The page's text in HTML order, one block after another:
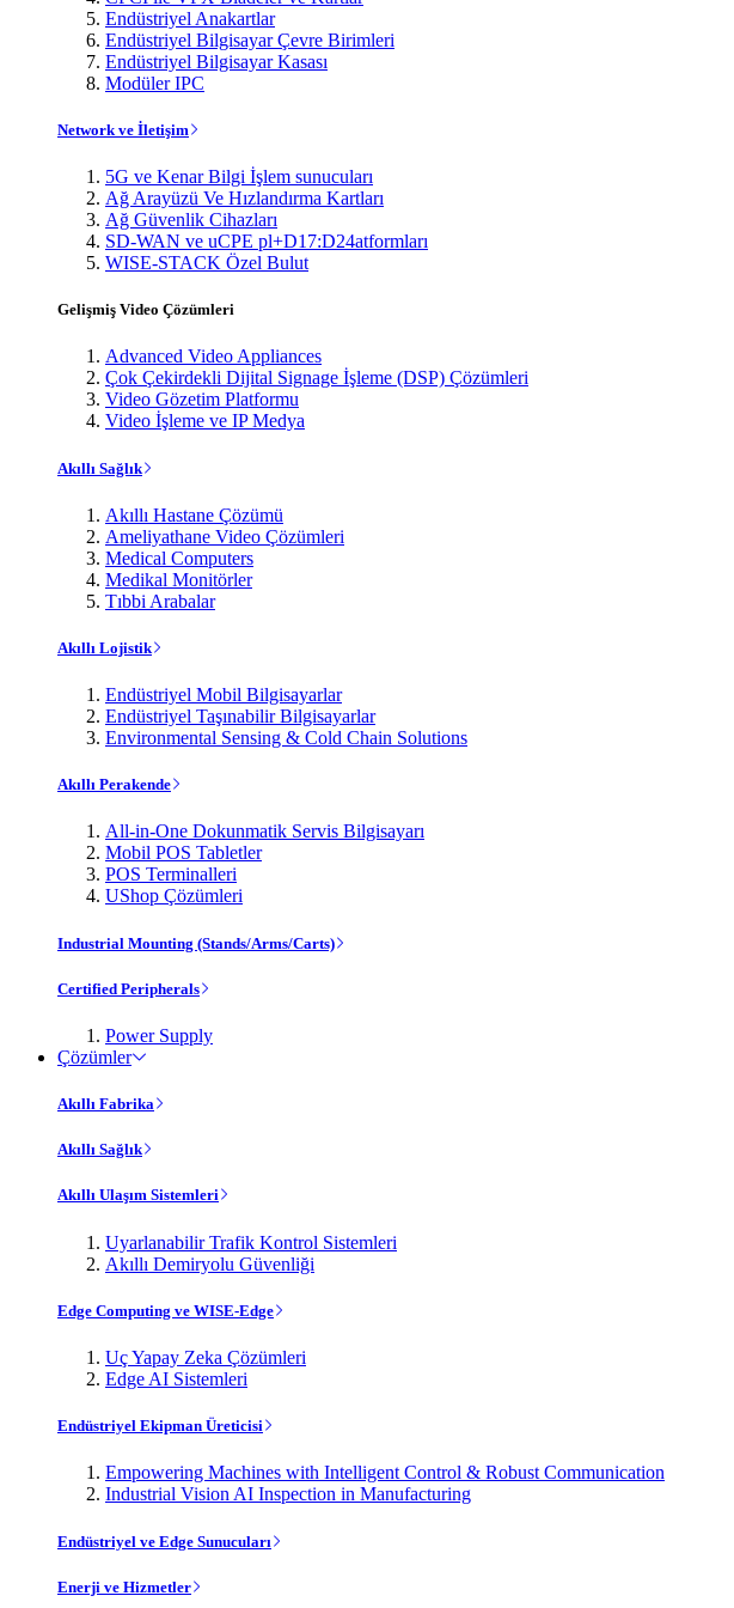
Endüstriyel Anakartlar
Endüstriyel Bilgisayar Çevre Birimleri
Endüstriyel Bilgisayar Kasası
Modüler IPC
Network ve İletişim
5G ve Kenar Bilgi İşlem sunucuları
Ağ Arayüzü Ve Hızlandırma Kartları
Ağ Güvenlik Cihazları
SD-WAN ve uCPE pl+D17:D24atformları
WISE-STACK Özel Bulut
Gelişmiş Video Çözümleri
Advanced Video Appliances
Çok Çekirdekli Dijital Signage İşleme (DSP) Çözümleri
Video Gözetim Platformu
Video İşleme ve IP Medya
Akıllı Sağlık
Akıllı Hastane Çözümü
Ameliyathane Video Çözümleri
Medical Computers
Medikal Monitörler
Tıbbi Arabalar
Akıllı Lojistik
Endüstriyel Mobil Bilgisayarlar
Endüstriyel Taşınabilir Bilgisayarlar
Environmental Sensing & Cold Chain Solutions
Akıllı Perakende
All-in-One Dokunmatik Servis Bilgisayarı
Mobil POS Tabletler
POS Terminalleri
UShop Çözümleri
Industrial Mounting (Stands/Arms/Carts)
Certified Peripherals
Power Supply
Çözümler
Akıllı Fabrika
Akıllı Sağlık
Akıllı Ulaşım Sistemleri
Uyarlanabilir Trafik Kontrol Sistemleri
Akıllı Demiryolu Güvenliği
Edge Computing ve WISE-Edge
Uç Yapay Zeka Çözümleri
Edge AI Sistemleri
Endüstriyel Ekipman Üreticisi
Empowering Machines with Intelligent Control & Robust Communication
Industrial Vision AI Inspection in Manufacturing
Endüstriyel ve Edge Sunucuları
Enerji ve Hizmetler